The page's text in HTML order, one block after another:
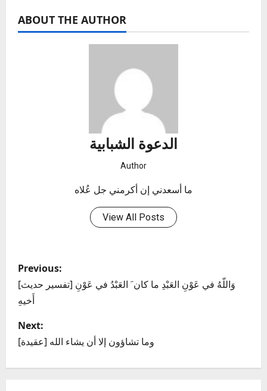
ABOUT THE AUTHOR
الدعوة الشبابية
Author
ما أسعدني إن أكرمني جل عُلاه
View All Posts
P
o
s
t
n
Previous:
[تفسير حديث] وَاللّهُ في عَوْنِ العَبْدِ ما كان َ العَبْدُ في عَوْنِ
أَخيهِ
Next:
[عقيدة] وما تشاؤون إلا أن يشاء الله